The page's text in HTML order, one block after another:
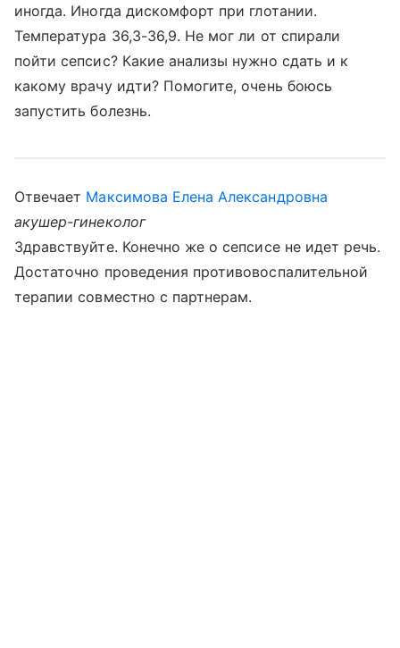
иногда. Иногда дискомфорт при глотании.
Температура 36,3-36,9. Не мог ли от спирали
пойти сепсис? Какие анализы нужно сдать и к
какому врачу идти? Помогите, очень боюсь
запустить болезнь.
Отвечает Максимова Елена Александровна
акушер-гинеколог
Здравствуйте. Конечно же о сепсисе не идет речь.
Достаточно проведения противовоспалительной
терапии совместно с партнерам.